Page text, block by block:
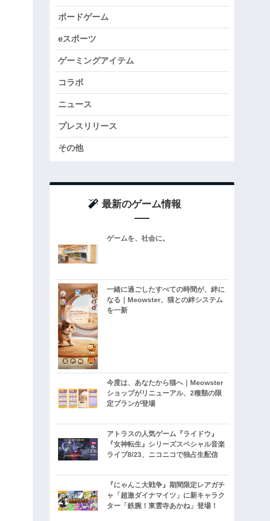
ボードゲーム
eスポーツ
ゲーミングアイテム
コラボ
ニュース
プレスリリース
その他
最新のゲーム情報
ゲームを、社会に。
一緒に過ごしたすべての時間が、絆に
なる｜Meowster、猫との絆システム
を一新
今度は、あなたから猫へ｜Meowster
ショップがリニューアル、2種類の限
定プランが登場
アトラスの人気ゲーム『ライドウ』
『女神転生』シリーズスペシャル音楽
ライブ8/23、ニコニコで独占生配信
『にゃんこ大戦争』期間限定レアガチ
ャ「超激ダイナマイツ」に新キャラク
ター「鉄腕！東雲寺あかね」登場！